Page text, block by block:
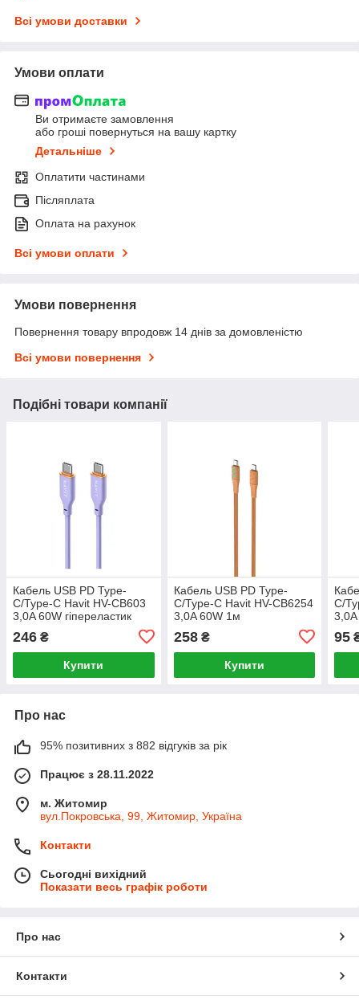
Всі умови доставки
Умови оплати
Ви отримаєте замовлення
або гроші повернуться на вашу картку
Детальніше
Оплатити частинами
Післяплата
Оплата на рахунок
Всі умови оплати
Умови повернення
Повернення товару впродовж 14 днів за домовленістю
Всі умови повернення
Подібні товари компанії
Кабель USB PD Type-
C/Type-C Havit HV-CB603
3,0A 60W гіпереластик
246 ₴
Купити
Кабель USB PD Type-
C/Type-C Havit HV-CB6254
3,0A 60W 1м
258₴
Купити
C/
95
Про нас
95% позитивних з 882 відгуків за рік
Працює з 28.11.2022
м. Житомир
вул.Покровська, 99, Житомир, Україна
Контакти
Сьогодні вихідний
Показати весь графік роботи
Про нас
Контакти